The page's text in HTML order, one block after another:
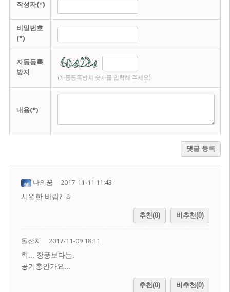
작성자(*)
비밀번호
(*)
자동등록
방지
(자동등록방지 숫자를 입력해 주세요)
내용(*)
댓글 등록
나의꿈 2017-11-11 11:43
시원한 바람? ㅎ
추천(0) 비추천(0)
돌잔치 2017-11-09 18:11
헉... 장풍보다는.
공기총인가요...
추천(0) 비추천(0)